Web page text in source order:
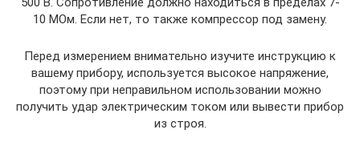
10 МОм. Если нет, то также компрессор под замену.
Перед измерением внимательно изучите инструкцию к
вашему прибору, используется высокое напряжение,
поэтому при неправильном использовании можно
получить удар электрическим током или вывести прибор
из строя.